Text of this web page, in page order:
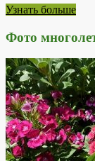
Узнать больше
Фото